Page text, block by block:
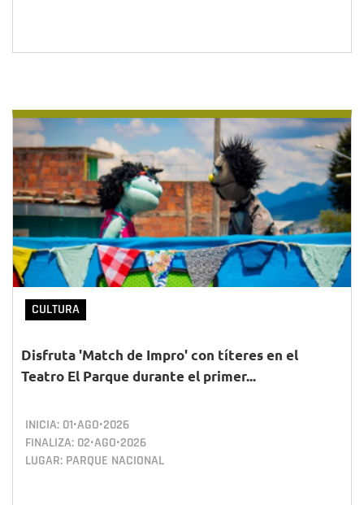
CULTURA
Disfruta 'Match de Impro' con títeres en el
Teatro El Parque durante el primer...
INICIA: 01•AGO•2026
FINALIZA: 02•AGO•2026
LUGAR: PARQUE NACIONAL